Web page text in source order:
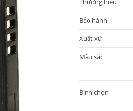
Thương hiệu
Bảo hành
Xuất xứ
Màu sắc
Bình chọn